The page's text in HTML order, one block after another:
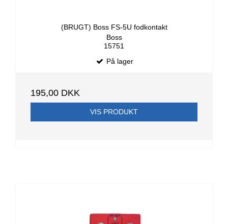
(BRUGT) Boss FS-5U fodkontakt
Boss
15751
På lager
195,00 DKK
VIS PRODUKT